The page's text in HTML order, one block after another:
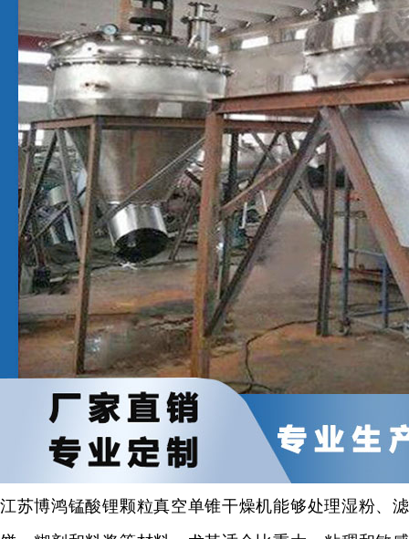
江苏博鸿锰酸锂颗粒真空单锥干燥机能够处理湿粉、滤